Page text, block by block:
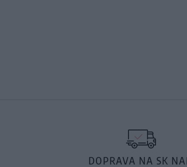
DOPRAVA NA SK